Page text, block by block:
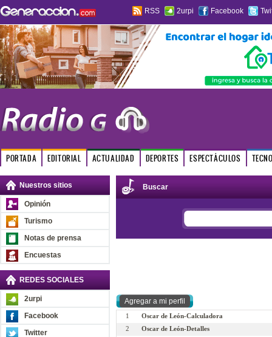
RSS 2urpi Facebook
PORTADA EDITORIAL ACTUALIDAD DEPORTES ESPECTÁCULOS
Nuestros sitios
Opinión
Turismo
Notas de prensa
Encuestas
REDES SOCIALES
2urpi
Facebook
Twitter
Buscar
1
Oscar de León-Calculadora
2
Oscar de León-Detalles